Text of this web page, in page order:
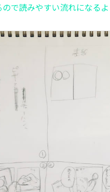
で読みやすい流れになる